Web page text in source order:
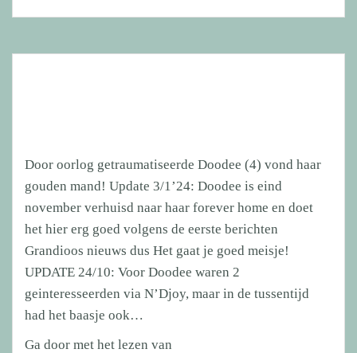
Door oorlog getraumatiseerde Doodee (4) vond haar
gouden mand! Update 3/1’24: Doodee is eind
november verhuisd naar haar forever home en doet
het hier erg goed volgens de eerste berichten
Grandioos nieuws dus Het gaat je goed meisje!
UPDATE 24/10: Voor Doodee waren 2
geinteresseerden via N’Djoy, maar in de tussentijd
had het baasje ook…
Ga door met het lezen van